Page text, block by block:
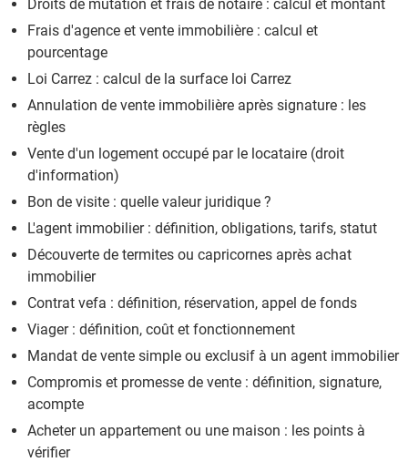
Droits de mutation et frais de notaire : calcul et montant
Frais d'agence et vente immobilière : calcul et
pourcentage
Loi Carrez : calcul de la surface loi Carrez
Annulation de vente immobilière après signature : les
règles
Vente d'un logement occupé par le locataire (droit
d'information)
Bon de visite : quelle valeur juridique ?
L'agent immobilier : définition, obligations, tarifs, statut
Découverte de termites ou capricornes après achat
immobilier
Contrat vefa : définition, réservation, appel de fonds
Viager : définition, coût et fonctionnement
Mandat de vente simple ou exclusif à un agent immobilier
Compromis et promesse de vente : définition, signature,
acompte
Acheter un appartement ou une maison : les points à
vérifier